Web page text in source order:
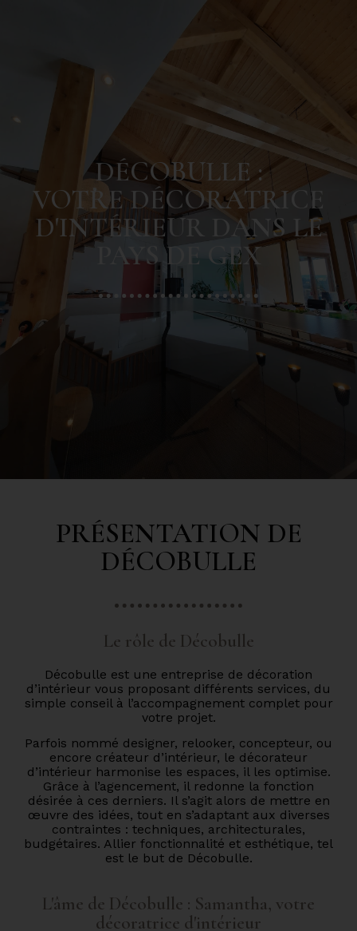
DÉCOBULLE :
VOTRE DÉCORATRICE
D'INTÉRIEUR DANS LE
PAYS DE GEX
PRÉSENTATION DE
DÉCOBULLE
Le rôle de Décobulle
Décobulle est une entreprise de décoration
d’intérieur vous proposant différents services, du
simple conseil à l’accompagnement complet pour
votre projet.
Parfois nommé designer, relooker, concepteur, ou
encore créateur d’intérieur, le décorateur
d’intérieur harmonise les espaces, il les optimise.
Grâce à l’agencement, il redonne la fonction
désirée à ces derniers. Il s’agit alors de mettre en
œuvre des idées, tout en s’adaptant aux diverses
contraintes : techniques, architecturales,
budgétaires. Allier fonctionnalité et esthétique, tel
est le but de Décobulle.
L'âme de Décobulle : Samantha, votre
décoratrice d'intérieur